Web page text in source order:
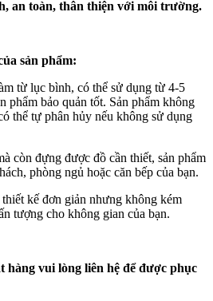
an toàn, thân thiện với môi trường.
sản phẩm:
từ lục bình, có thể sử dụng từ 4-5
phẩm bảo quản tốt. Sản phẩm không
thể tự phân hủy nếu không sử dụng
còn đựng được đồ cần thiết, sản phẩm
phòng ngủ hoặc căn bếp của bạn.
kế đơn giản nhưng không kém
tượng cho không gian của bạn.
hàng vui lòng liên hệ để được phục